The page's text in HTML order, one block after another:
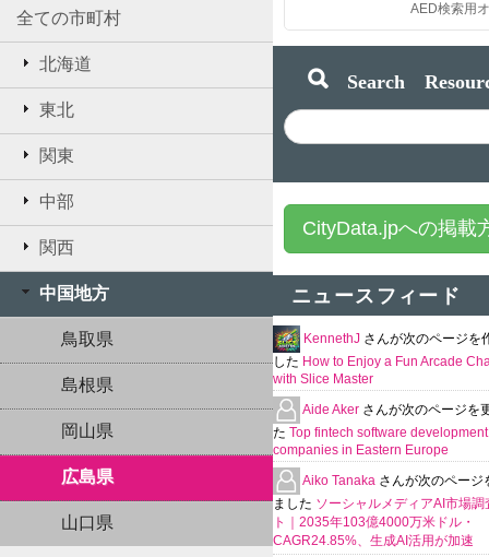
全ての市町村
北海道
東北
関東
中部
関西
中国地方
鳥取県
島根県
岡山県
広島県
山口県
AED検索用
Search
CityData.jpへの掲載
ニュースフィード
KennethJ さんが次のページを
した How to Enjoy a Fun Arcade
with Slice Master
Aide Aker さんが次のページを
た Top fintech software development
companies in Eastern Europe
Aiko Tanaka さんが次のページ
ました ソーシャルメディアAI市場調
ト｜2035年103億4000万米ドル・
CAGR24.85%、生成AI活用が加速